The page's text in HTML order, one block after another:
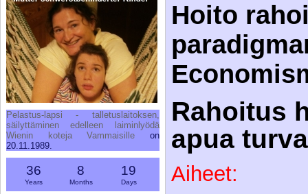
Pelastus-lapsi - talletuslaitoksen,
säilyttäminen edelleen laiminlyödä
Wienin koteja Vammaisille on
20.11.1989.
36
Years
8
Months
19
Days
Hoito
Rahoitus
apua
Aiheet: